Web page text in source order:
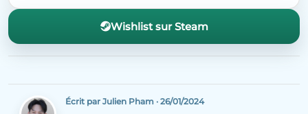
Wishlist sur Steam
Écrit par Julien Pham· 26/01/2024